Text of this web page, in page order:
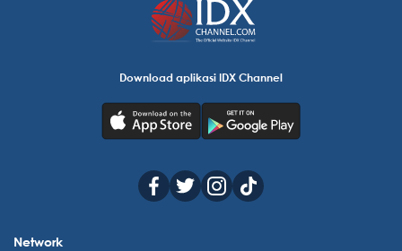
Download aplikasi IDX Channel
Network